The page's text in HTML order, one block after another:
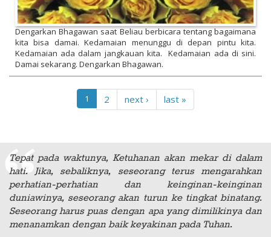
Dengarkan Bhagawan saat Beliau berbicara tentang bagaimana
kita bisa damai. Kedamaian menunggu di depan pintu kita.
Kedamaian ada dalam jangkauan kita. Kedamaian ada di sini.
Damai sekarang. Dengarkan Bhagawan.
1 2 next › last »
Tepat pada waktunya, Ketuhanan akan mekar di dalam
hati. Jika, sebaliknya, seseorang terus mengarahkan
perhatian-perhatian dan keinginan-keinginan
duniawinya, seseorang akan turun ke tingkat binatang.
Seseorang harus puas dengan apa yang dimilikinya dan
menanamkan dengan baik keyakinan pada Tuhan.